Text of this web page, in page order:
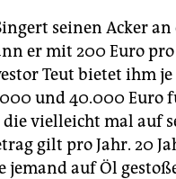
seinen Acker an
er mit 200 Euro
Teut bietet ihm
und 40.000 Euro
vielleicht mal auf
gilt pro Jahr. 20
jemand auf Öl